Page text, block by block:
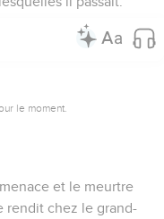
le moment.
et le meurtre
rendit chez le grand-